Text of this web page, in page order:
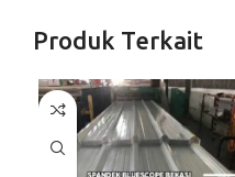
Produk Terkait